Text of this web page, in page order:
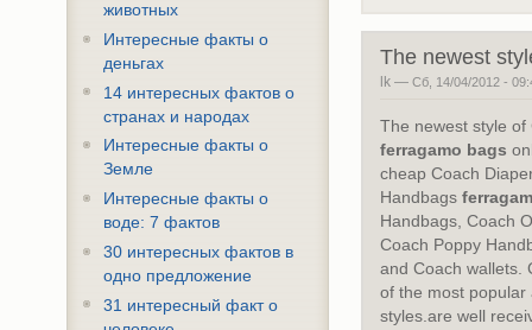
животных
Интересные факты о
деньгах
14 интересных фактов о
странах и народах
Интересные факты о
Земле
Интересные факты о
воде: 7 фактов
30 интересных фактов в
одно предложение
31 интересный факт о
The newest
lk — Сб, 14/04/2012 -
The newest style of
ferragamo bags
cheap Coach
Handbags
Handbags, Coach
Coach Poppy
and Coach wallets.
of the most popular
styles.are well